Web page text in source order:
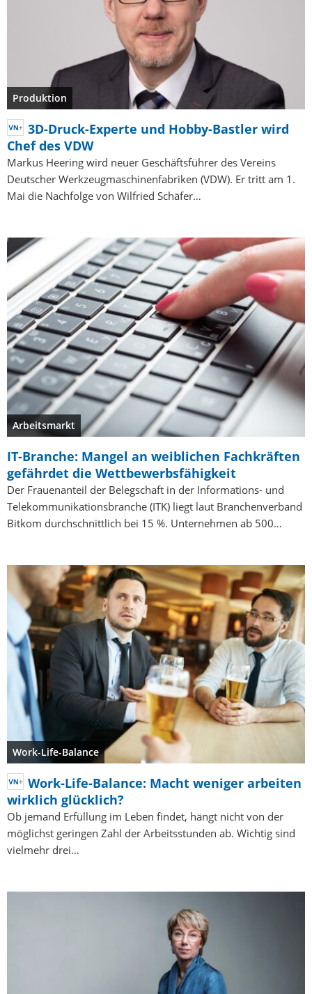
Produktion
3D-Druck-Experte und Hobby-Bastler wird
Chef des VDW
Markus Heering wird neuer Geschäftsführer des Vereins
Deutscher Werkzeugmaschinenfabriken (VDW). Er tritt am 1.
Mai die Nachfolge von Wilfried Schäfer…
Arbeitsmarkt
IT-Branche: Mangel an weiblichen Fachkräften
gefährdet die Wettbewerbsfähigkeit
Der Frauenanteil der Belegschaft in der Informations- und
Telekommunikationsbranche (ITK) liegt laut Branchenverband
Bitkom durchschnittlich bei 15 %. Unternehmen ab 500…
Work-Life-Balance
Work-Life-Balance: Macht weniger arbeiten
wirklich glücklich?
Ob jemand Erfüllung im Leben findet, hängt nicht von der
möglichst geringen Zahl der Arbeitsstunden ab. Wichtig sind
vielmehr drei…